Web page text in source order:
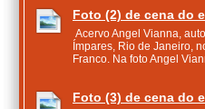
Foto (2) de cena do
Acervo Angel Vianna,
Ímpares, Rio de Janeiro,
Franco. Na foto Angel
Foto (3) de cena do